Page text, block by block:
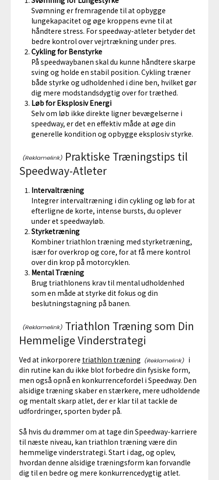
Svømning er fremragende til at opbygge
lungekapacitet og øge kroppens evne til at
håndtere stress. For speedway-atleter betyder det
bedre kontrol over vejrtrækning under pres.
Cykling for Benstyrke
På speedwaybanen skal du kunne håndtere skarpe
sving og holde en stabil position. Cykling træner
både styrke og udholdenhed i dine ben, hvilket gør
dig mere modstandsdygtig over for træthed.
Løb for Eksplosiv Energi
Selv om løb ikke direkte ligner bevægelserne i
speedway, er det en effektiv måde at øge din
generelle kondition og opbygge eksplosiv styrke.
Praktiske Træningstips til
Speedway-Atleter
Intervaltræning
Integrer intervaltræning i din cykling og løb for at
efterligne de korte, intense bursts, du oplever
under et speedwayløb.
Styrketræning
Kombiner triathlon træning med styrketræning,
især for overkrop og core, for at få mere kontrol
over din krop på motorcyklen.
Mental Træning
Brug triathlonens krav til mental udholdenhed
som en måde at styrke dit fokus og din
beslutningstagning på banen.
Triathlon Træning som Din
Hemmelige Vinderstrategi
Ved at inkorporere triathlon træning
i
din rutine kan du ikke blot forbedre din fysiske form,
men også opnå en konkurrencefordel i Speedway. Den
alsidige træning skaber en stærkere, mere udholdende
og mentalt skarp atlet, der er klar til at tackle de
udfordringer, sporten byder på.
Så hvis du drømmer om at tage din Speedway-karriere
til næste niveau, kan triathlon træning være din
hemmelige vinderstrategi. Start i dag, og oplev,
hvordan denne alsidige træningsform kan forvandle
dig til en bedre og mere konkurrencedygtig atlet.